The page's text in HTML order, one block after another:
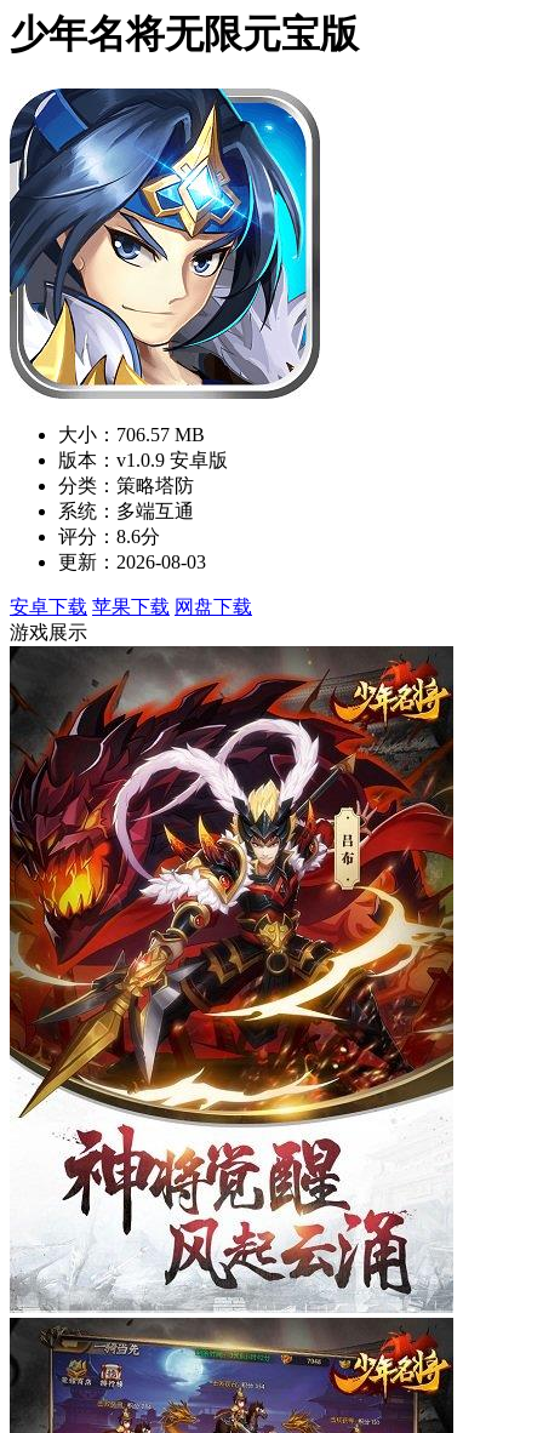
少年名将无限元宝版
大小：706.57 MB
版本：v1.0.9 安卓版
分类：策略塔防
系统：多端互通
评分：8.6分
更新：2026-08-03
安卓下载 苹果下载 网盘下载
游戏展示